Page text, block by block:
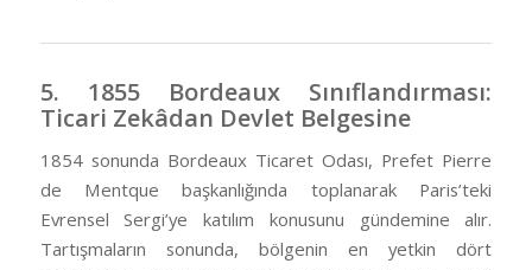
5. 1855 Bordeaux Sınıflandırması:
Ticari Zekâdan Devlet Belgesine
1854 sonunda Bordeaux Ticaret Odası, Prefet Pierre
de Mentque başkanlığında toplanarak Paris’teki
Evrensel Sergi’ye katılım konusunu gündemine alır.
Tartışmaların sonunda, bölgenin en yetkin dört